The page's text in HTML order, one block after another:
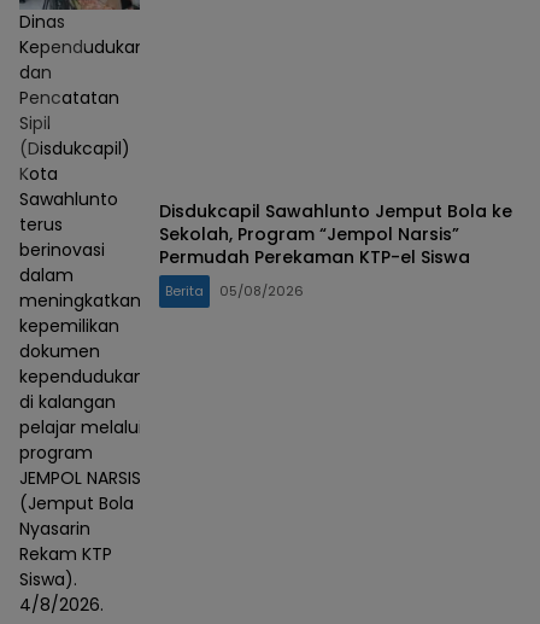
Dinas
Kependudukan
dan
Pencatatan
Sipil
(Disdukcapil)
Kota
Sawahlunto
terus
berinovasi
dalam
meningkatkan
kepemilikan
dokumen
kependudukan
di kalangan
pelajar melalui
program
JEMPOL NARSIS
(Jemput Bola
Nyasarin
Rekam KTP
Siswa).
4/8/2026.
Disdukcapil Sawahlunto Jemput Bola ke
Sekolah, Program “Jempol Narsis”
Permudah Perekaman KTP-el Siswa
Berita 05/08/2026